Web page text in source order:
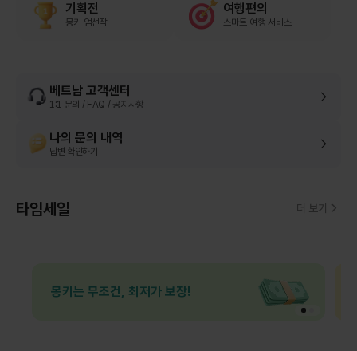
기획전
몽키 엄선작
여행편의
스마트 여행 서비스
베트남 고객센터
1:1 문의 / FAQ / 공지사항
나의 문의 내역
답변 확인하기
타임세일 더 보기
몽키는 무조건, 최저가 보장!